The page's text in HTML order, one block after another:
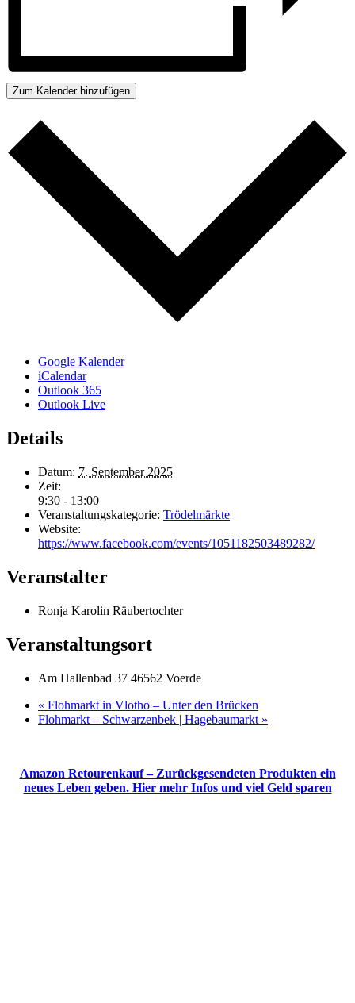
Zum Kalender hinzufügen
Google Kalender
iCalendar
Outlook 365
Outlook Live
Details
Datum: 7. September 2025
Zeit:
9:30 - 13:00
Veranstaltungskategorie: Trödelmärkte
Website:
https://www.facebook.com/events/1051182503489282/
Veranstalter
Ronja Karolin Räubertochter
Veranstaltungsort
Am Hallenbad 37 46562 Voerde
« Flohmarkt in Vlotho – Unter den Brücken
Flohmarkt – Schwarzenbek | Hagebaumarkt »
Amazon Retourenkauf – Zurückgesendeten Produkten ein
neues Leben geben. Hier mehr Infos und viel Geld sparen